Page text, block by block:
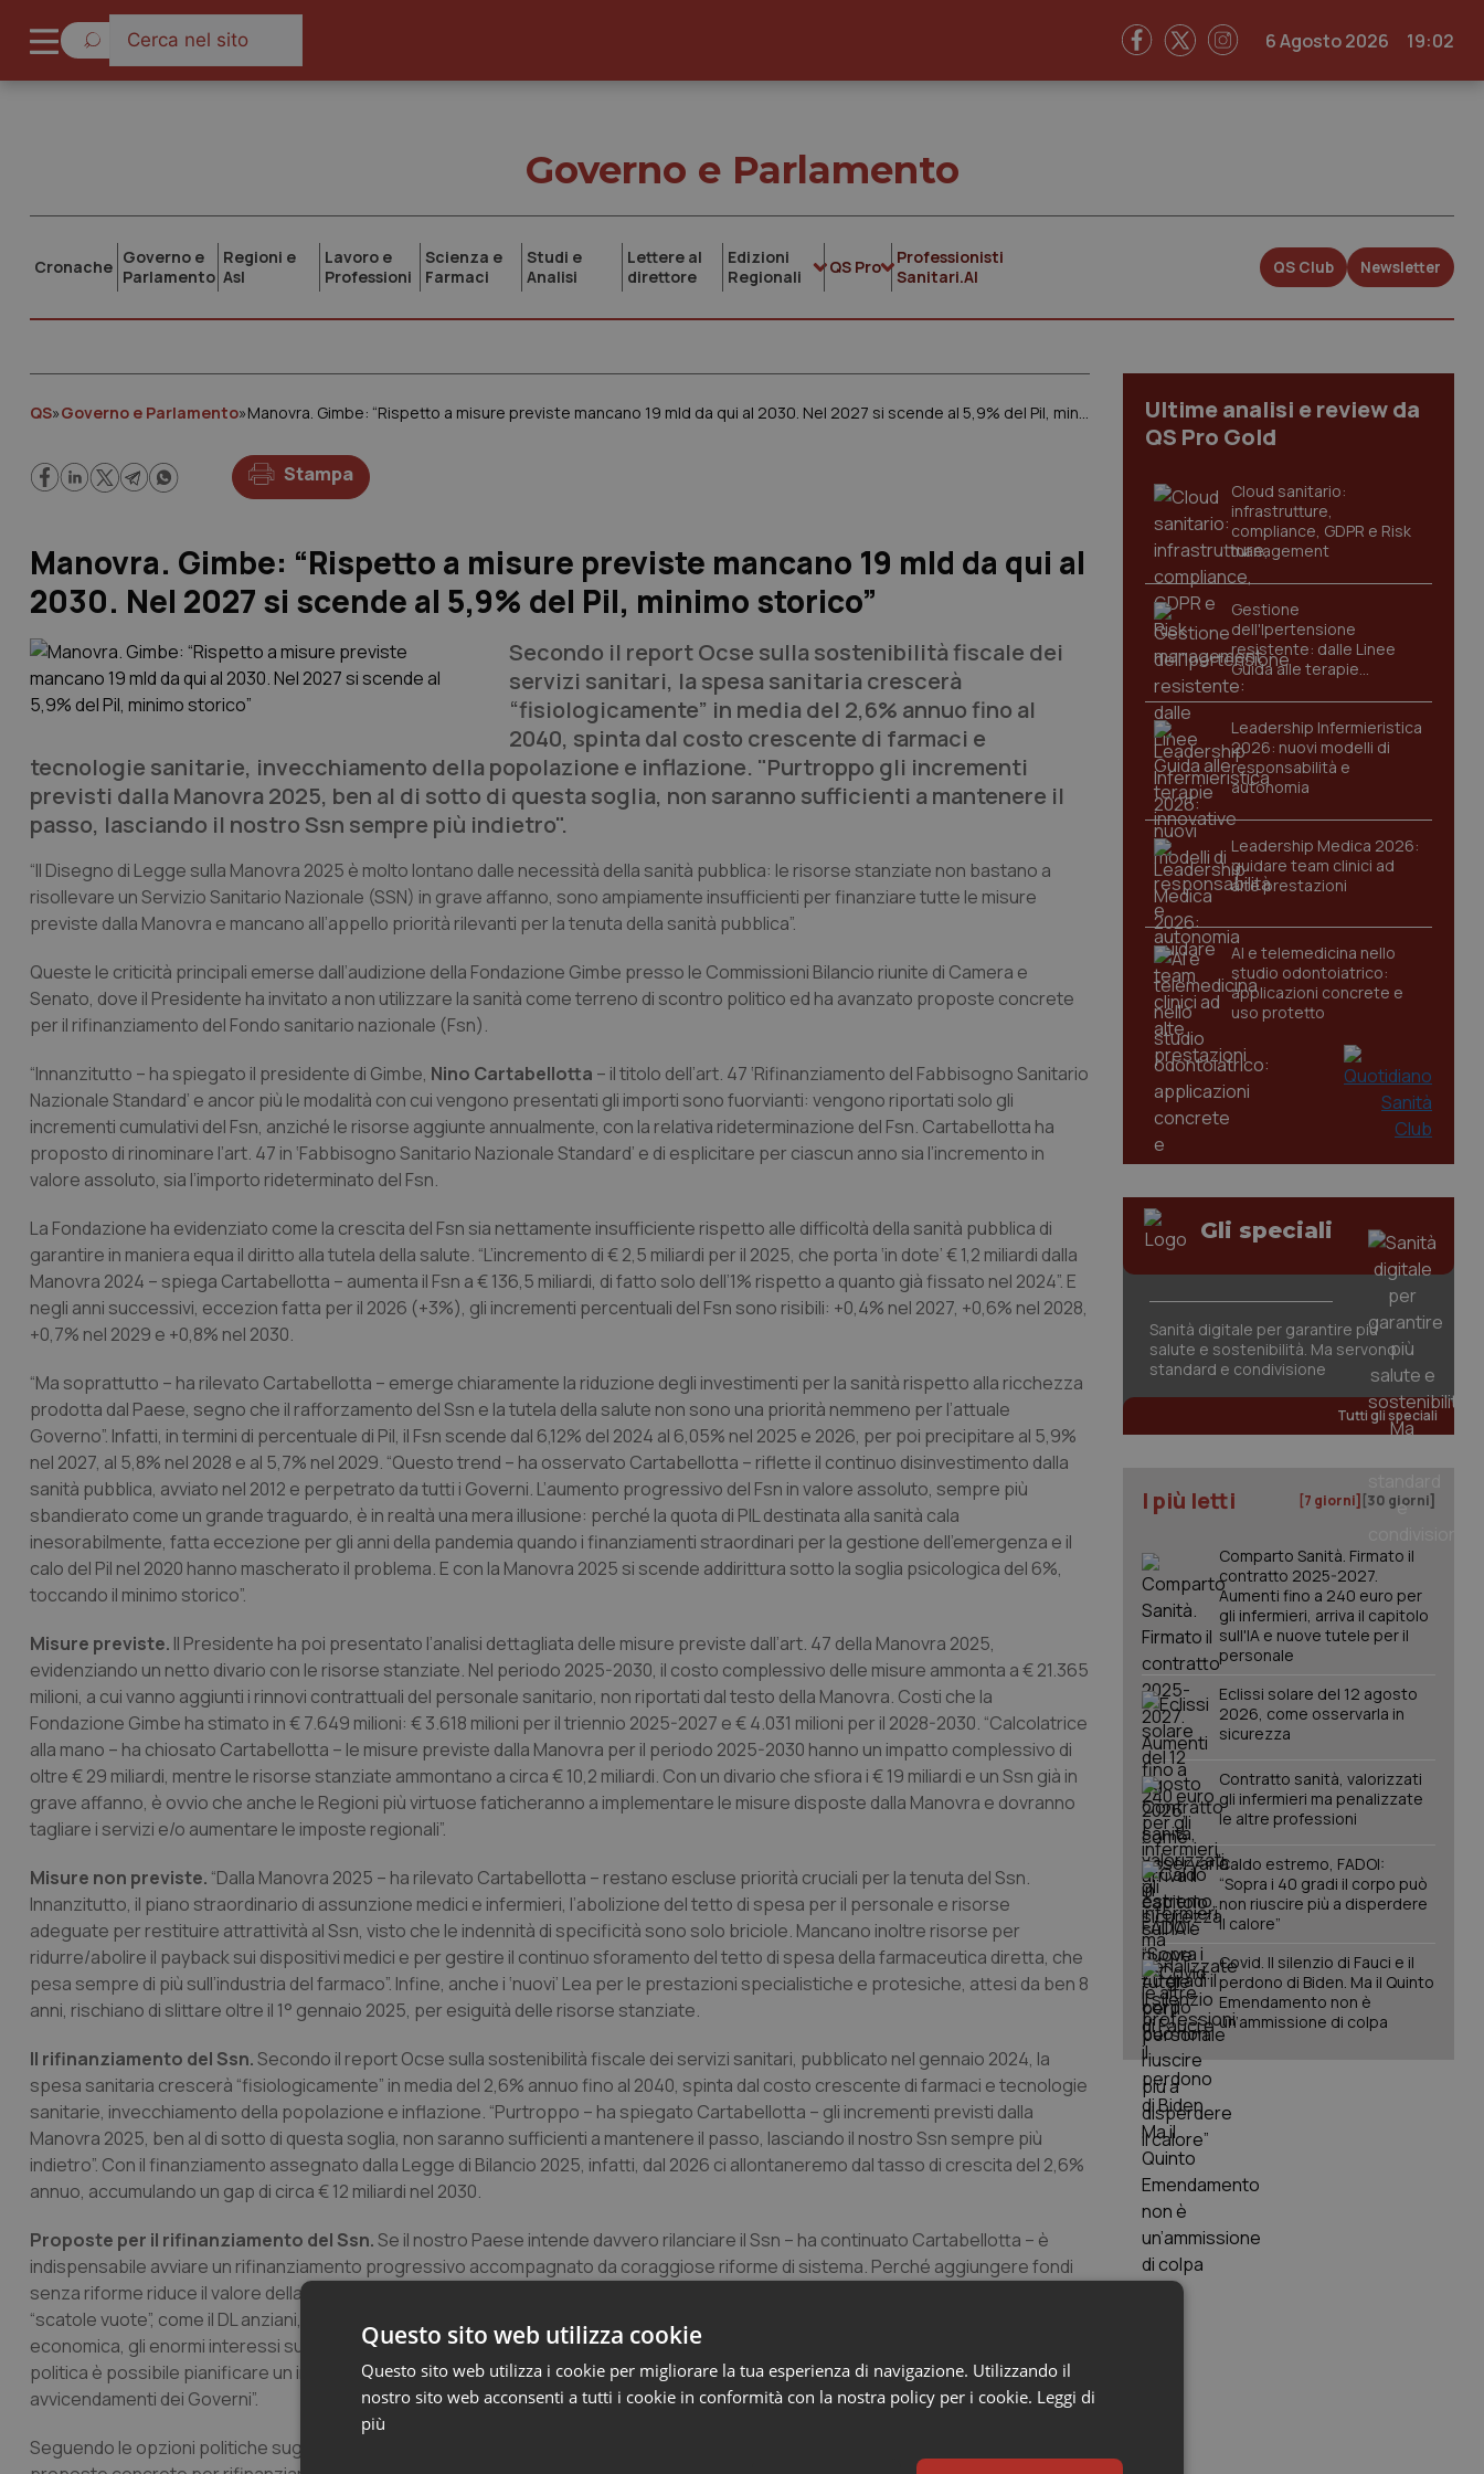
6 Agosto 2026 19:02
Governo e Parlamento
Cronache Governo e
Parlamento
Regioni e
Asl
Lavoro e
Professioni
Scienza e
Farmaci
Studi e
Analisi
Lettere al
direttore
Edizioni
Regionali
QS Pro
Professionisti
Sanitari.AI
QS Club Newsletter
QS»Governo e Parlamento» Manovra. Gimbe: “Rispetto a misure previste mancano 19 mld da qui al 2030. Nel 2027 si scende al 5,9% del Pil, minimo storico”
Stampa
Manovra. Gimbe: “Rispetto a misure previste mancano 19 mld da qui al
2030. Nel 2027 si scende al 5,9% del Pil, minimo storico”
Secondo il report Ocse sulla sostenibilità fiscale dei
servizi sanitari, la spesa sanitaria crescerà
“fisiologicamente” in media del 2,6% annuo fino al
2040, spinta dal costo crescente di farmaci e
tecnologie sanitarie, invecchiamento della popolazione e inflazione. "Purtroppo gli incrementi
previsti dalla Manovra 2025, ben al di sotto di questa soglia, non saranno sufficienti a mantenere il
passo, lasciando il nostro Ssn sempre più indietro".
“Il Disegno di Legge sulla Manovra 2025 è molto lontano dalle necessità della sanità pubblica: le risorse stanziate non bastano a
risollevare un Servizio Sanitario Nazionale (SSN) in grave affanno, sono ampiamente insufficienti per finanziare tutte le misure
previste dalla Manovra e mancano all’appello priorità rilevanti per la tenuta della sanità pubblica”.
Queste le criticità principali emerse dall’audizione della Fondazione Gimbe presso le Commissioni Bilancio riunite di Camera e
Senato, dove il Presidente ha invitato a non utilizzare la sanità come terreno di scontro politico ed ha avanzato proposte concrete
per il rifinanziamento del Fondo sanitario nazionale (Fsn).
“Innanzitutto – ha spiegato il presidente di Gimbe, Nino Cartabellotta – il titolo dell’art. 47 ‘Rifinanziamento del Fabbisogno Sanitario
Nazionale Standard’ e ancor più le modalità con cui vengono presentati gli importi sono fuorvianti: vengono riportati solo gli
incrementi cumulativi del Fsn, anziché le risorse aggiunte annualmente, con la relativa rideterminazione del Fsn. Cartabellotta ha
proposto di rinominare l’art. 47 in ‘Fabbisogno Sanitario Nazionale Standard’ e di esplicitare per ciascun anno sia l’incremento in
valore assoluto, sia l’importo rideterminato del Fsn.
La Fondazione ha evidenziato come la crescita del Fsn sia nettamente insufficiente rispetto alle difficoltà della sanità pubblica di
garantire in maniera equa il diritto alla tutela della salute. “L’incremento di € 2,5 miliardi per il 2025, che porta ‘in dote’ € 1,2 miliardi dalla
Manovra 2024 – spiega Cartabellotta – aumenta il Fsn a € 136,5 miliardi, di fatto solo dell’1% rispetto a quanto già fissato nel 2024”. E
negli anni successivi, eccezion fatta per il 2026 (+3%), gli incrementi percentuali del Fsn sono risibili: +0,4% nel 2027, +0,6% nel 2028,
+0,7% nel 2029 e +0,8% nel 2030.
“Ma soprattutto – ha rilevato Cartabellotta – emerge chiaramente la riduzione degli investimenti per la sanità rispetto alla ricchezza
prodotta dal Paese, segno che il rafforzamento del Ssn e la tutela della salute non sono una priorità nemmeno per l’attuale
Governo”. Infatti, in termini di percentuale di Pil, il Fsn scende dal 6,12% del 2024 al 6,05% nel 2025 e 2026, per poi precipitare al 5,9%
nel 2027, al 5,8% nel 2028 e al 5,7% nel 2029. “Questo trend – ha osservato Cartabellotta – riflette il continuo disinvestimento dalla
sanità pubblica, avviato nel 2012 e perpetrato da tutti i Governi. L’aumento progressivo del Fsn in valore assoluto, sempre più
sbandierato come un grande traguardo, è in realtà una mera illusione: perché la quota di PIL destinata alla sanità cala
inesorabilmente, fatta eccezione per gli anni della pandemia quando i finanziamenti straordinari per la gestione dell’emergenza e il
calo del Pil nel 2020 hanno mascherato il problema. E con la Manovra 2025 si scende addirittura sotto la soglia psicologica del 6%,
toccando il minimo storico”.
Misure previste. Il Presidente ha poi presentato l’analisi dettagliata delle misure previste dall’art. 47 della Manovra 2025,
evidenziando un netto divario con le risorse stanziate. Nel periodo 2025-2030, il costo complessivo delle misure ammonta a € 21.365
milioni, a cui vanno aggiunti i rinnovi contrattuali del personale sanitario, non riportati dal testo della Manovra. Costi che la
Fondazione Gimbe ha stimato in € 7.649 milioni: € 3.618 milioni per il triennio 2025-2027 e € 4.031 milioni per il 2028-2030. “Calcolatrice
alla mano – ha chiosato Cartabellotta – le misure previste dalla Manovra per il periodo 2025-2030 hanno un impatto complessivo di
oltre € 29 miliardi, mentre le risorse stanziate ammontano a circa € 10,2 miliardi. Con un divario che sfiora i € 19 miliardi e un Ssn già in
grave affanno, è ovvio che anche le Regioni più virtuose faticheranno a implementare le misure disposte dalla Manovra e dovranno
tagliare i servizi e/o aumentare le imposte regionali”.
Misure non previste. “Dalla Manovra 2025 – ha rilevato Cartabellotta – restano escluse priorità cruciali per la tenuta del Ssn.
Innanzitutto, il piano straordinario di assunzione medici e infermieri, l’abolizione del tetto di spesa per il personale e risorse
adeguate per restituire attrattività al Ssn, visto che le indennità di specificità sono solo briciole. Mancano inoltre risorse per
ridurre/abolire il payback sui dispositivi medici e per gestire il continuo sforamento del tetto di spesa della farmaceutica diretta, che
pesa sempre di più sull’industria del farmaco”. Infine, anche i ‘nuovi’ Lea per le prestazioni specialistiche e protesiche, attesi da ben 8
anni, rischiano di slittare oltre il 1° gennaio 2025, per esiguità delle risorse stanziate.
Il rifinanziamento del Ssn.Secondo il report Ocse sulla sostenibilità fiscale dei servizi sanitari, pubblicato nel gennaio 2024, la
spesa sanitaria crescerà “fisiologicamente” in media del 2,6% annuo fino al 2040, spinta dal costo crescente di farmaci e tecnologie
sanitarie, invecchiamento della popolazione e inflazione. “Purtroppo – ha spiegato Cartabellotta – gli incrementi previsti dalla
Manovra 2025, ben al di sotto di questa soglia, non saranno sufficienti a mantenere il passo, lasciando il nostro Ssn sempre più
indietro”. Con il finanziamento assegnato dalla Legge di Bilancio 2025, infatti, dal 2026 ci allontaneremo dal tasso di crescita del 2,6%
annuo, accumulando un gap di circa € 12 miliardi nel 2030.
Proposte per il rifinanziamento del Ssn.Se il nostro Paese intende davvero rilanciare il Ssn – ha continuato Cartabellotta – è
indispensabile avviare un rifinanziamento progressivo accompagnato da coraggiose riforme di sistema. Perché aggiungere fondi
senza riforme riduce il valore della spesa sanitaria, mentre fare riforme “senza maggiori oneri per la finanza pubblica” crea solo
“scatole vuote”, come il DL anziani, il DL liste di attesa e il DdL sulle prestazioni sanitarie. Nonostante la stagnante crescita
economica, gli enormi interessi sul debito pubblico e l’entità dell’evasione fiscale, con un approccio scientifico e la giusta volontà
politica è possibile pianificare un incremento percentuale annuo del Fsn, al di sotto del quale non scendere, a prescindere dagli
avvicendamenti dei Governi”.
Seguendo le opzioni politiche suggerite dal report Ocse del gennaio 2024, la Fondazione Gimbe ha presentato in audizione
Ultime analisi e review da
QS Pro Gold
Cloud sanitario:
infrastrutture,
compliance, GDPR e Risk
management
Gestione
dell'Ipertensione
resistente: dalle Linee
Guida alle terapie
innovative
Leadership Infermieristica
2026: nuovi modelli di
responsabilità e
autonomia
Leadership Medica 2026:
guidare team clinici ad
alte prestazioni
AI e telemedicina nello
studio odontoiatrico:
applicazioni concrete e
uso protetto
Gli speciali
Sanità digitale per garantire più
salute e sostenibilità. Ma servono
standard e condivisione
Tutti gli speciali
I più letti [7 giorni] [30 giorni]
Comparto Sanità. Firmato il
contratto 2025-2027.
Aumenti fino a 240 euro per
gli infermieri, arriva il capitolo
sull'IA e nuove tutele per il
personale
Eclissi solare del 12 agosto
2026, come osservarla in
sicurezza
Contratto sanità, valorizzati
gli infermieri ma penalizzate
le altre professioni
Caldo estremo, FADOI:
“Sopra i 40 gradi il corpo può
non riuscire più a disperdere
il calore”
Covid. Il silenzio di Fauci e il
perdono di Biden. Ma il Quinto
Emendamento non è
un’ammissione di colpa
Questo sito web utilizza cookie
Questo sito web utilizza i cookie per migliorare la tua esperienza di navigazione. Utilizzando il
nostro sito web acconsenti a tutti i cookie in conformità con la nostra policy per i cookie. Leggi di
più